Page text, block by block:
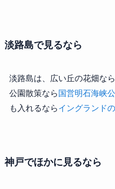
淡路島で見るなら
淡路島は、広い丘の花畑なら
公園散策なら国営明石海峡
も入れるならイングランド
神戸でほかに見るなら